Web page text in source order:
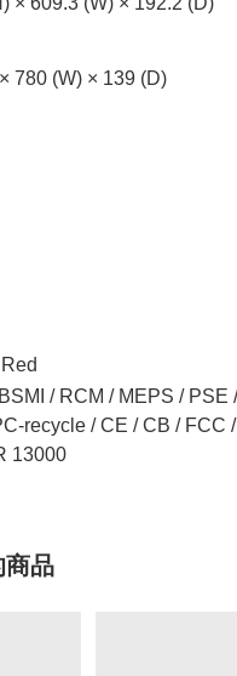
780 (W) × 139 (D)
/ RCM / MEPS / PSE
recycle / CE / CB / FCC
13000
商品